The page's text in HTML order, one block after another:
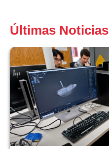
Últimas Noticias